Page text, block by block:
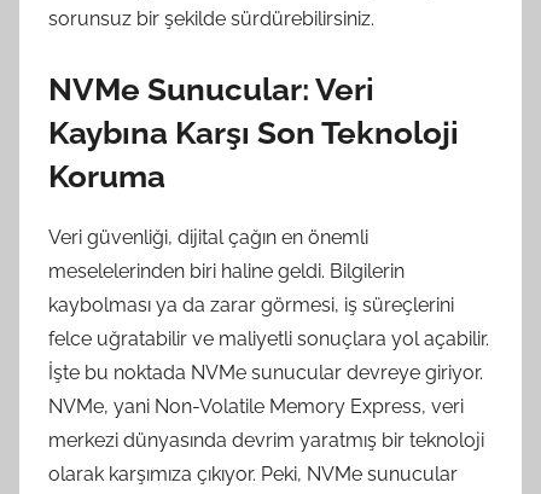
sorunsuz bir şekilde sürdürebilirsiniz.
NVMe Sunucular: Veri
Kaybına Karşı Son Teknoloji
Koruma
Veri güvenliği, dijital çağın en önemli
meselelerinden biri haline geldi. Bilgilerin
kaybolması ya da zarar görmesi, iş süreçlerini
felce uğratabilir ve maliyetli sonuçlara yol açabilir.
İşte bu noktada NVMe sunucular devreye giriyor.
NVMe, yani Non-Volatile Memory Express, veri
merkezi dünyasında devrim yaratmış bir teknoloji
olarak karşımıza çıkıyor. Peki, NVMe sunucular